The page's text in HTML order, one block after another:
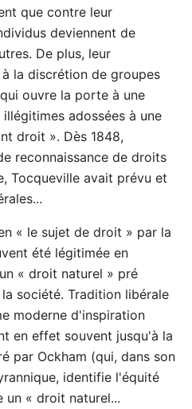
que contre leur
deviennent de
De plus, leur
la discrétion de groupes
ouvre la porte à une
adossées à une
droit ». Dès 1848,
reconnaissance de droits
Tocqueville avait prévu et
« le sujet de droit » par la
été légitimée en
« droit naturel » pré
société. Tradition libérale
moderne d'inspiration
en effet souvent jusqu'à la
par Ockham (qui, dans son
identifie l'équité
un « droit naturel...